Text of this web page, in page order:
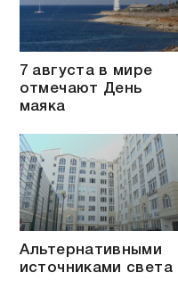
7 августа в мире
отмечают День
маяка
Альтернативными
источниками света